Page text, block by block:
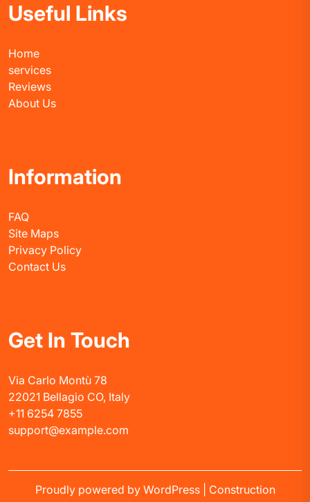
Useful Links
Home
services
Reviews
About Us
Information
FAQ
Site Maps
Privacy Policy
Contact Us
Get In Touch
Via Carlo Montù 78
22021 Bellagio CO, Italy
+11 6254 7855
support@example.com
Proudly powered by WordPress
Construction